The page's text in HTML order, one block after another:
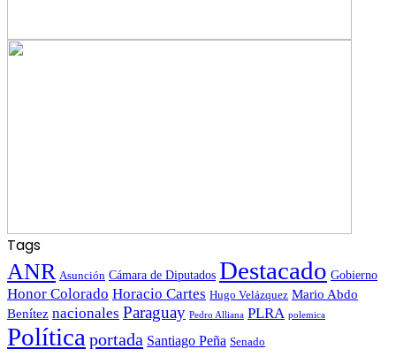
Tags
ANR Asunción Cámara de Diputados Destacado Gobierno
Honor Colorado Horacio Cartes Hugo Velázquez Mario Abdo
Benítez nacionales Paraguay Pedro Alliana PLRA polemica
Política portada Santiago Peña Senado